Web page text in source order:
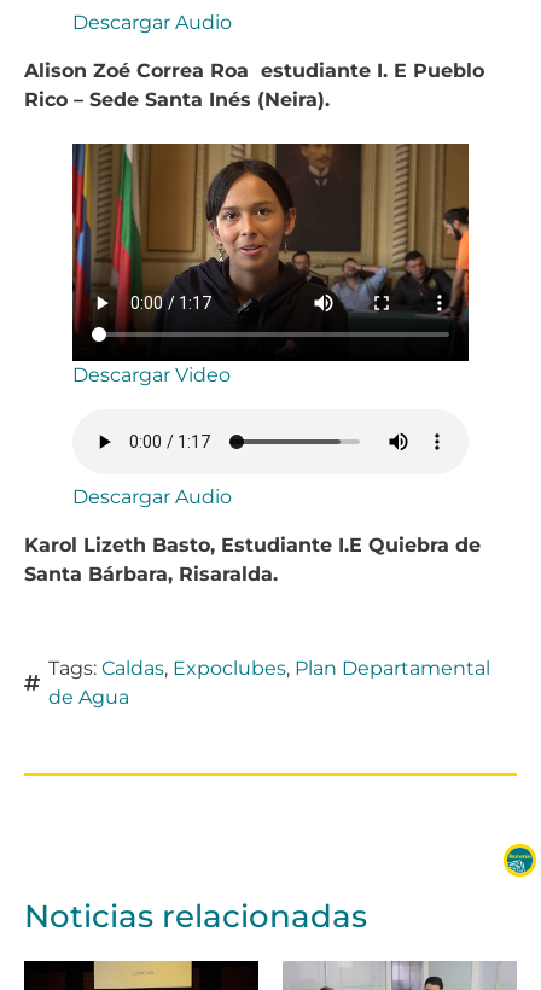
Descargar Audio
Alison Zoé Correa Roa estudiante I. E Pueblo
Rico – Sede Santa Inés (Neira).
Descargar Video
Descargar Audio
Karol Lizeth Basto, Estudiante I.E Quiebra de
Santa Bárbara, Risaralda.
Tags: Caldas, Expoclubes, Plan Departamental
de Agua
Noticias relacionadas